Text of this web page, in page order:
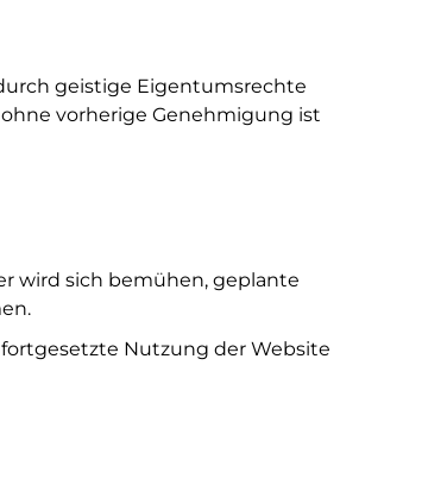
geistige Eigentumsrechte
vorherige Genehmigung ist
wird sich bemühen, geplante
Nutzung der Website